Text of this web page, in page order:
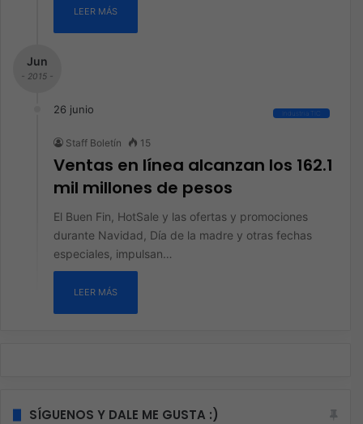
LEER MÁS
Jun
- 2015 -
26 junio Industria TIC
Staff Boletín 15
Ventas en línea alcanzan los 162.1
mil millones de pesos
El Buen Fin, HotSale y las ofertas y promociones
durante Navidad, Día de la madre y otras fechas
especiales, impulsan…
LEER MÁS
SÍGUENOS Y DALE ME GUSTA :)